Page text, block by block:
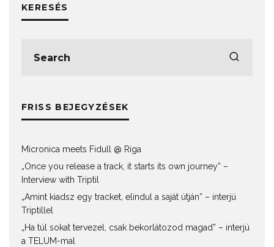
KERESÉS
FRISS BEJEGYZÉSEK
Micronica meets Fidull @ Riga
„Once you release a track, it starts its own journey” –
Interview with Triptil
„Amint kiadsz egy tracket, elindul a saját útján” – interjú
Triptillel
„Ha túl sokat tervezel, csak bekorlátozod magad” – interjú
a TELUM-mal